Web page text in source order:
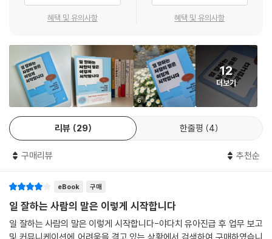
③ “사람은 자신을 진심으로 생각해 주는 사람을 신뢰한다.” 신뢰는 그 사
를 위해 기본적으로 상대방을 배려하는 화법을 구사해야 한다.
④ “사람과 싸우지 마라, 과제와 싸워라.” 타인과 논의할 때마다 상대방 논
리의 허점을 파고들기에 급급한 사람이 있다. 하지만 논의는 사람을 이기
는 것이 아니라 의견을 발전시켜 일을 진척시키는 것이 목적이다. 논의를
감정싸움으로 몰고 가지 마라.
족하기 때문이다.” 형식을 갖춰 정중히 말한다고 무조건 원하는 바가 이루
⑥ “지식은 다른 사람을 위해 사용할 때 비로소 지성이 된다.” 나의 지식을
상대에게 뽐낸다고 해서 그것이 상대방에게 긍정적인 도움을 주는 것은 아
니다. 지식은 보여 주기 위한 것이 아니라, 진정으로 상대를 위해 사용해야
혜택 및 유의사항 혜택 및 유의사항
6
12
더보기
리뷰 29 한줄평 4
구매리뷰 추천순
eBook 구매
일 잘하는 사람의 말은 이렇게 시작합니다
일 잘하는 사람의 말은 이렇게 시작합니다-야다치 유아진급 후 업무 보고